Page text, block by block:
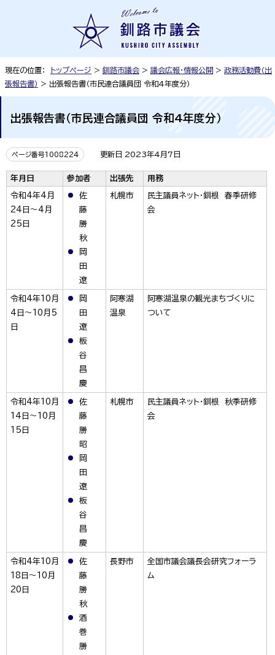
現在の位置： トップページ > 釧路市議会 > 議会広報・情報公開 > 政務活動費（出
張報告書） > 出張報告書（市民連合議員団 令和4年度分）
出張報告書（市民連合議員団 令和4年度分）
ページ番号1008224 更新日 2023年4月7日
年月日 参加者 出張先 用務
令和4年4月
24日～4月
25日
佐
藤
勝
秋
岡
田
遼
札幌市
民主議員ネット・釧根 春季研修
会
令和4年10月
4日～10月5
日
岡
田
遼
板
谷
昌
慶
阿寒湖
温泉
阿寒湖温泉の観光まちづくりに
ついて
令和4年10月
14日～10月
15日
佐
藤
勝
昭
岡
田
遼
板
谷
昌
慶
札幌市
民主議員ネット・釧根 秋季研修
会
令和4年10月
18日～10月
20日
佐
藤
勝
秋
酒
巻
勝
長野市
全国市議会議長会研究フォーラ
ム